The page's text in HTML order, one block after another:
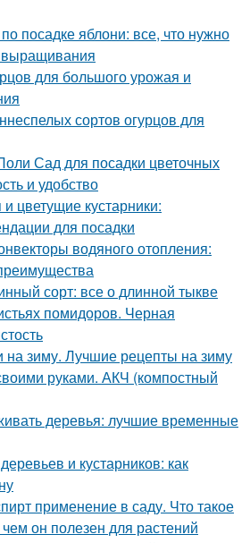
посадке яблони: все, что нужно
выращивания
для большого урожая и
сортов огурцов для
Сад для посадки цветочных
и удобство
цветущие кустарники:
для посадки
водяного отопления:
сорт: все о длинной тыкве
помидоров. Черная
на зиму. Лучшие рецепты на зиму
руками. АКЧ (компостный
деревья: лучшие временные
и кустарников: как
применение в саду. Что такое
он полезен для растений